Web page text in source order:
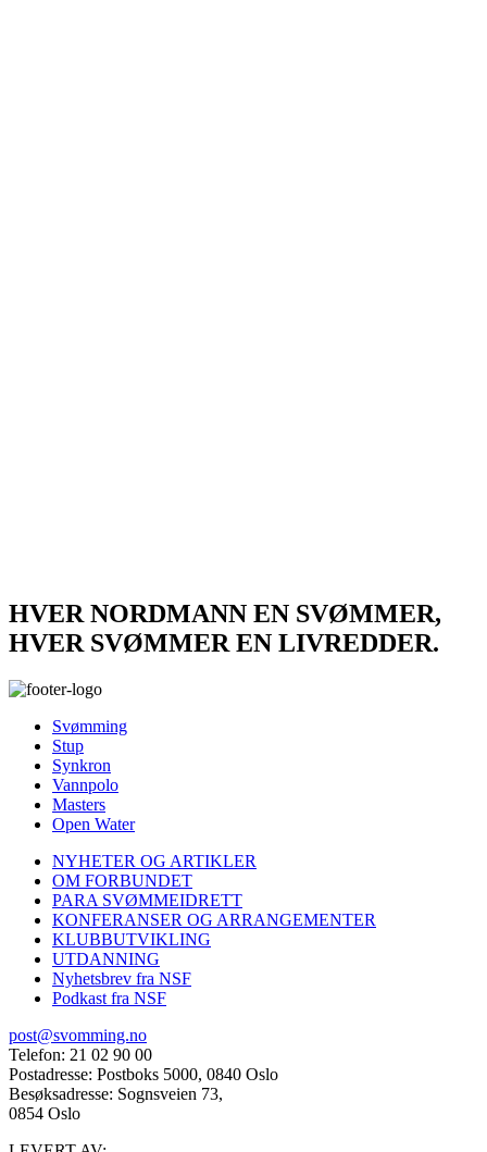
HVER NORDMANN EN SVØMMER,
HVER SVØMMER EN LIVREDDER.
Svømming
Stup
Synkron
Vannpolo
Masters
Open Water
NYHETER OG ARTIKLER
OM FORBUNDET
PARA SVØMMEIDRETT
KONFERANSER OG ARRANGEMENTER
KLUBBUTVIKLING
UTDANNING
Nyhetsbrev fra NSF
Podkast fra NSF
post@svomming.no
Telefon: 21 02 90 00
Postadresse: Postboks 5000, 0840 Oslo
Besøksadresse: Sognsveien 73,
0854 Oslo